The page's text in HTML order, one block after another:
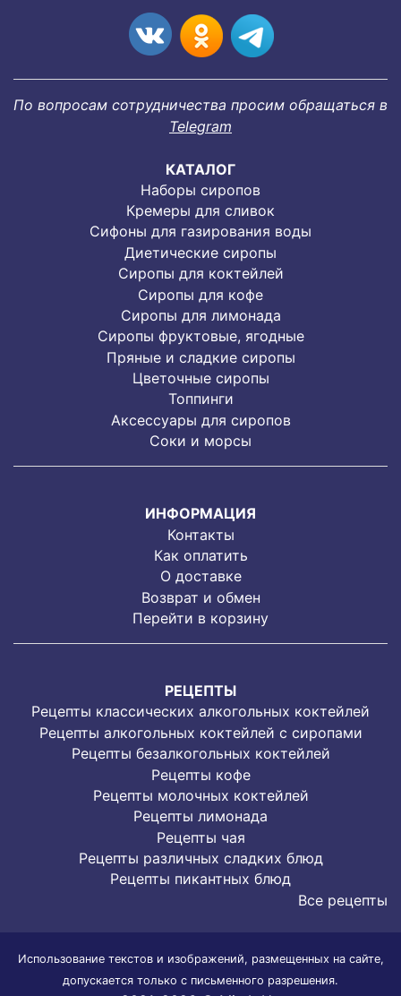
По вопросам сотрудничества просим обращаться в
Telegram
КАТАЛОГ
Наборы сиропов
Кремеры для сливок
Сифоны для газирования воды
Диетические сиропы
Сиропы для коктейлей
Сиропы для кофе
Сиропы для лимонада
Cиропы фруктовые, ягодные
Пряные и сладкие сиропы
Цветочные сиропы
Топпинги
Аксессуары для сиропов
Соки и морсы
ИНФОРМАЦИЯ
Контакты
Как оплатить
О доставке
Возврат и обмен
Перейти в корзину
РЕЦЕПТЫ
Рецепты классических алкогольных коктейлей
Рецепты алкогольных коктейлей с сиропами
Рецепты безалкогольных коктейлей
Рецепты кофе
Рецепты молочных коктейлей
Рецепты лимонада
Рецепты чая
Рецепты различных сладких блюд
Рецепты пикантных блюд
Все рецепты
Использование текстов и изображений, размещенных на сайте,
допускается только с письменного разрешения.